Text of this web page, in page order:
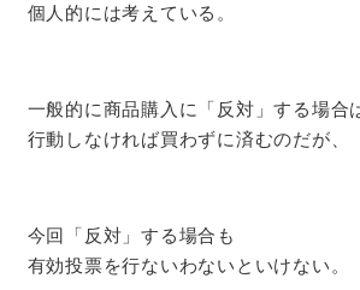
個人的には考えている。
一般的に商品購入に「反対」する場合
行動しなければ買わずに済むのだが、
今回「反対」する場合も
有効投票を行ないわないといけない。